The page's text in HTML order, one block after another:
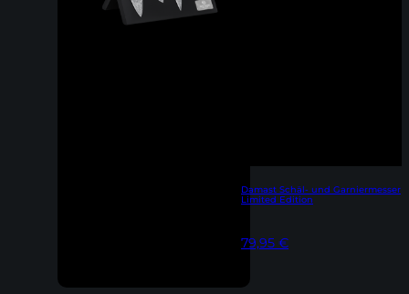
Damast Schäl- und Garniermesser
Limited Edition
79,95 €